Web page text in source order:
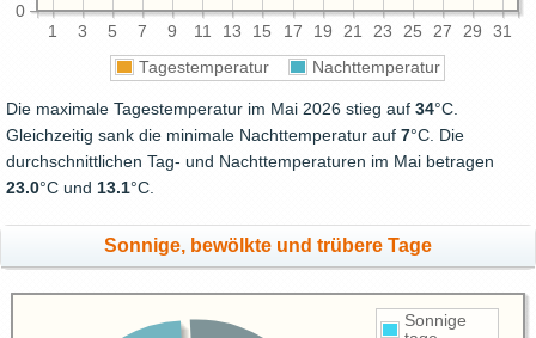
1 3 5 7 9 11 13 15 17 19 21 23 25 27 29 31
0
Tagestemperatur Nachttemperatur
Die maximale Tagestemperatur im Mai 2026 stieg auf 34°C.
Gleichzeitig sank die minimale Nachttemperatur auf 7°C. Die
durchschnittlichen Tag- und Nachttemperaturen im Mai betragen
23.0°C und 13.1°C.
Sonnige, bewölkte und trübere Tage
Sonnige